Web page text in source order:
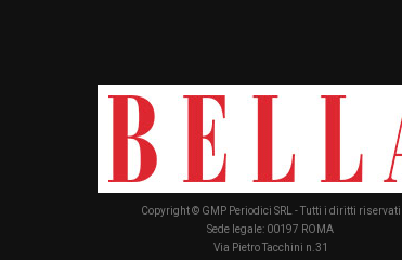
Copyright © GMP Periodici SRL - Tutti i diritti riservati
Sede legale: 00197 ROMA
Via Pietro Tacchini n.31